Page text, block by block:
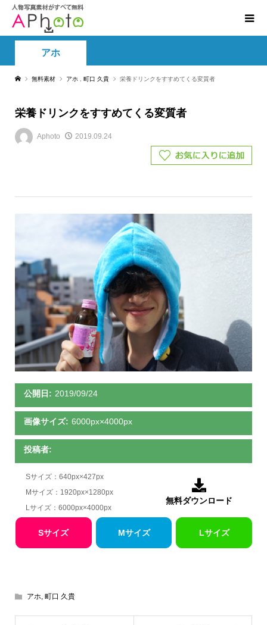
アホ
無料素材 アホ 町口 久貴 栄養ドリンクをすすめてくる変質者
栄養ドリンクをすすめてくる変質者
Aphoto 2019.09.24
公開日: 2019/09/24
画像サイズ: 6000px×4000px
投稿者:
Sサイズ：640px×427px
Mサイズ：1920px×1280px
Lサイズ：6000px×4000px

無料ダウンロード
Sサイズ Mサイズ Lサイズ
アホ, 町口 久貴